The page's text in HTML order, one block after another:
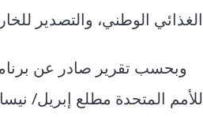
الغذائي الوطني، والتصدير
وبحسب تقرير صادر عن برنامج
للأمم المتحدة مطلع إبريل/